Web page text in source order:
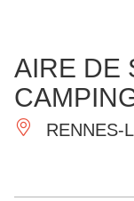
IMPRESCINDIBLES
AIRE DE
RENNES-